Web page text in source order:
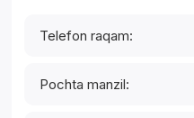
Telefon raqam:
Pochta manzil: